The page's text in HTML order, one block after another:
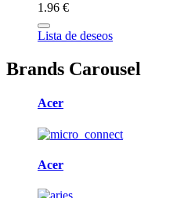
1.96 €
Lista de deseos
Brands Carousel
Acer
Acer